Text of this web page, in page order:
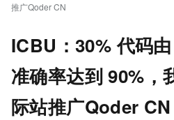
推广Qoder CN
ICBU：30% 代码
准确率达到 90%，
际站推广Qoder CN